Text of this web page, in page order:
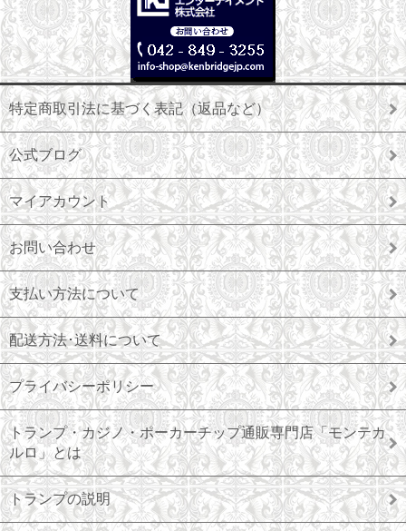
特定商取引法に基づく表記（返品など）
公式ブログ
マイアカウント
お問い合わせ
支払い方法について
配送方法･送料について
プライバシーポリシー
トランプ・カジノ・ポーカーチップ通販専門店「モンテカ
ルロ」とは
トランプの説明